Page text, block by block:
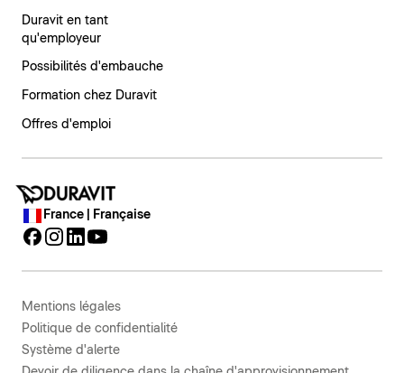
Duravit en tant
qu'employeur
Possibilités d'embauche
Formation chez Duravit
Offres d'emploi
France | Française
Mentions légales
Politique de confidentialité
Système d'alerte